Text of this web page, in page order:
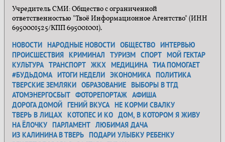
Учредитель СМИ: Общество с ограниченной
ответственностью "Твоё Информационное Агентство" (ИНН
6950001525/КПП 695001001).
НОВОСТИ НАРОДНЫЕ НОВОСТИ ОБЩЕСТВО
ИНТЕРВЬЮ
ПРОИСШЕСТВИЯ
КРИМИНАЛ ТУРИЗМ СПОРТ
МОЙ ГЕКТАР
КУЛЬТУРА ТРАНСПОРТ ЖКХ МЕДИЦИНА ТИА ПОМОГАЕТ
#БУДЬДОМА
ИТОГИ НЕДЕЛИ ЭКОНОМИКА
ПОЛИТИКА
ТВЕРСКИЕ ЗЕМЛЯКИ
ОБРАЗОВАНИЕ
ВЫБОРЫ В ТГД
АТОМЭНЕРГОСБЫТ ФОТОРЕПОРТАЖ АФИША
ДОРОГА ДОМОЙ
ГЕНИЙ ВКУСА
НЕ КОРМИ СВАЛКУ
ТВЕРЬ В ЛИЦАХ
КОТОПЕС И КО ДОМ, В КОТОРОМ Я ЖИВУ
НА ЁЛОЧКУ
ПАРЛАМЕНТ ЛЮБИМАЯ ДАЧА
ИЗ КАЛИНИНА В ТВЕРЬ
ПОДАРИ УЛЫБКУ РЕБЕНКУ